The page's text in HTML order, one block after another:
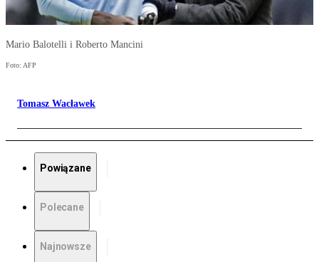
Mario Balotelli i Roberto Mancini
Foto: AFP
Tomasz Wacławek
Powiązane
Polecane
Najnowsze